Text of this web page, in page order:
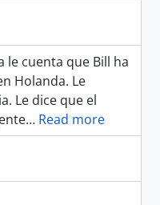
le cuenta que Bill ha
Holanda. Le
Le dice que el
… Read more